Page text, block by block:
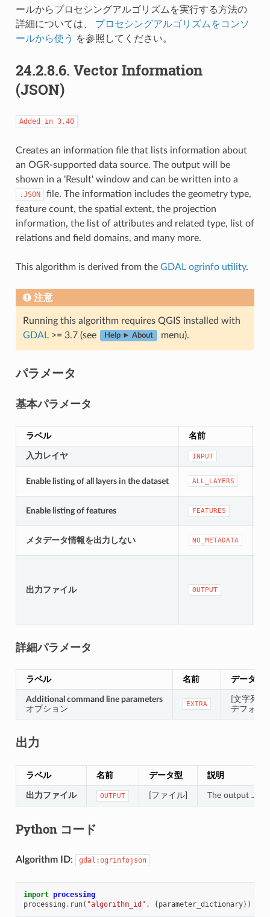
ールからプロセシングアルゴリズムを実行する方法の
詳細については、 プロセシングアルゴリズムをコンソ
ールから使う
を参照してください。
24.2.8.6. Vector Information
(JSON)
Added in 3.40
Creates an information file that lists information about
an OGR-supported data source. The output will be
shown in a 'Result' window and can be written into a
.JSON
file. The information includes the geometry type,
feature count, the spatial extent, the projection
information, the list of attributes and related type, list of
relations and field domains, and many more.
This algorithm is derived from the GDAL ogrinfo utility.
注意
Running this algorithm requires QGIS installed with
GDAL>= 3.7 (see Help ► About menu).
パラメータ
基本パラメータ
ラベル 名前
入力レイヤ INPUT
Enable listing of all layers in the dataset ALL_LAYERS
Enable listing of features FEATURES
メタデータ情報を出力しない NO_METADATA
出力ファイル OUTPUT
詳細パラメータ
ラベル 名前 データ型
Additional command line parameters
オプション
EXTRA
[文字列]
デフォル
出力
ラベル 名前 データ型 説明
出力ファイル OUTPUT [ファイル] The output
Python コード
Algorithm ID: gdal:ogrinfojson
import processing
processing . run( "algorithm_id" , {parameter_dictionary})